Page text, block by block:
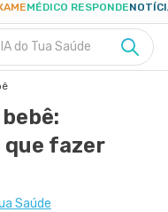
MÉDICO RESPONDE
do Tua Saúde
que fazer
Saúde